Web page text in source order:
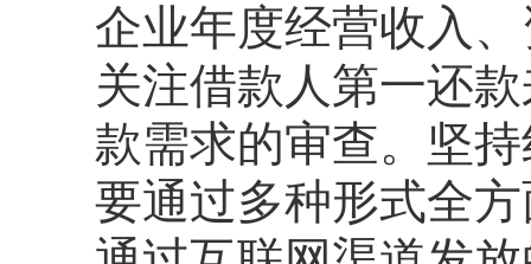
企业年度经营收入
关注借款人第一还
款需求的审查。坚
要通过多种形式全